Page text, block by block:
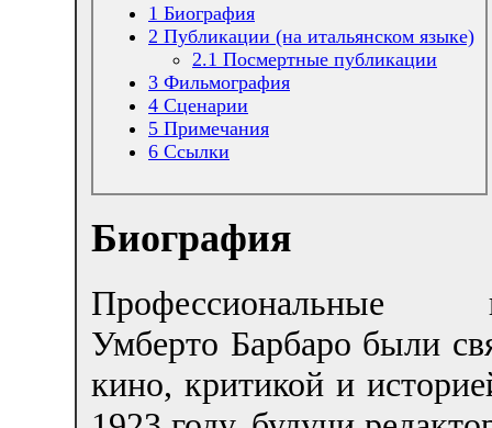
1 Биография
2 Публикации (на итальянском языке)
2.1 Посмертные публикации
3 Фильмография
4 Сценарии
5 Примечания
6 Ссылки
Биография
Профессиональные
Умберто Барбаро были
кино, критикой и